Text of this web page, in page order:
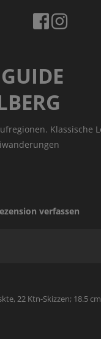
Klassische
verfassen
22 Ktn-Skizzen; 18.5